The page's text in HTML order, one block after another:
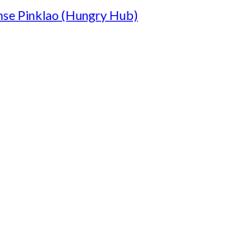
Pinklao (Hungry Hub)